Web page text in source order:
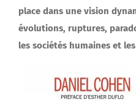
place dans une vision
évolutions, ruptures,
les sociétés humaines et